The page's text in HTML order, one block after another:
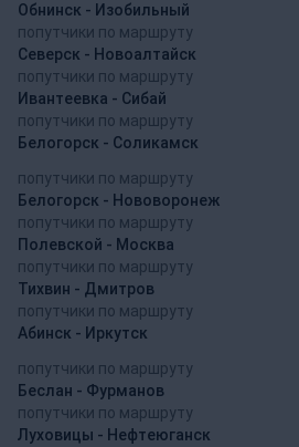
Обнинск - Изобильный
попутчики по маршруту
Северск - Новоалтайск
попутчики по маршруту
Ивантеевка - Сибай
попутчики по маршруту
Белогорск - Соликамск
попутчики по маршруту
Белогорск - Нововоронеж
попутчики по маршруту
Полевской - Москва
попутчики по маршруту
Тихвин - Дмитров
попутчики по маршруту
Абинск - Иркутск
попутчики по маршруту
Беслан - Фурманов
попутчики по маршруту
Луховицы - Нефтеюганск